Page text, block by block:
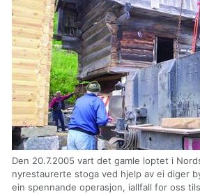
Den 20.7.2005 vart det gamle loptet i
nyrestaurerte stoga ved hjelp av ei diger
ein spennande operasjon, iallfall for oss